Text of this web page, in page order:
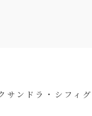
サンドラ・シフ
カワ